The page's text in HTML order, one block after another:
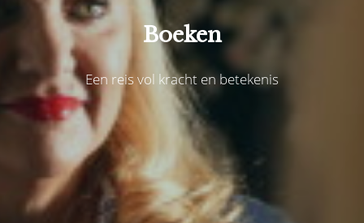
Boeken
Een reis vol kracht en betekenis